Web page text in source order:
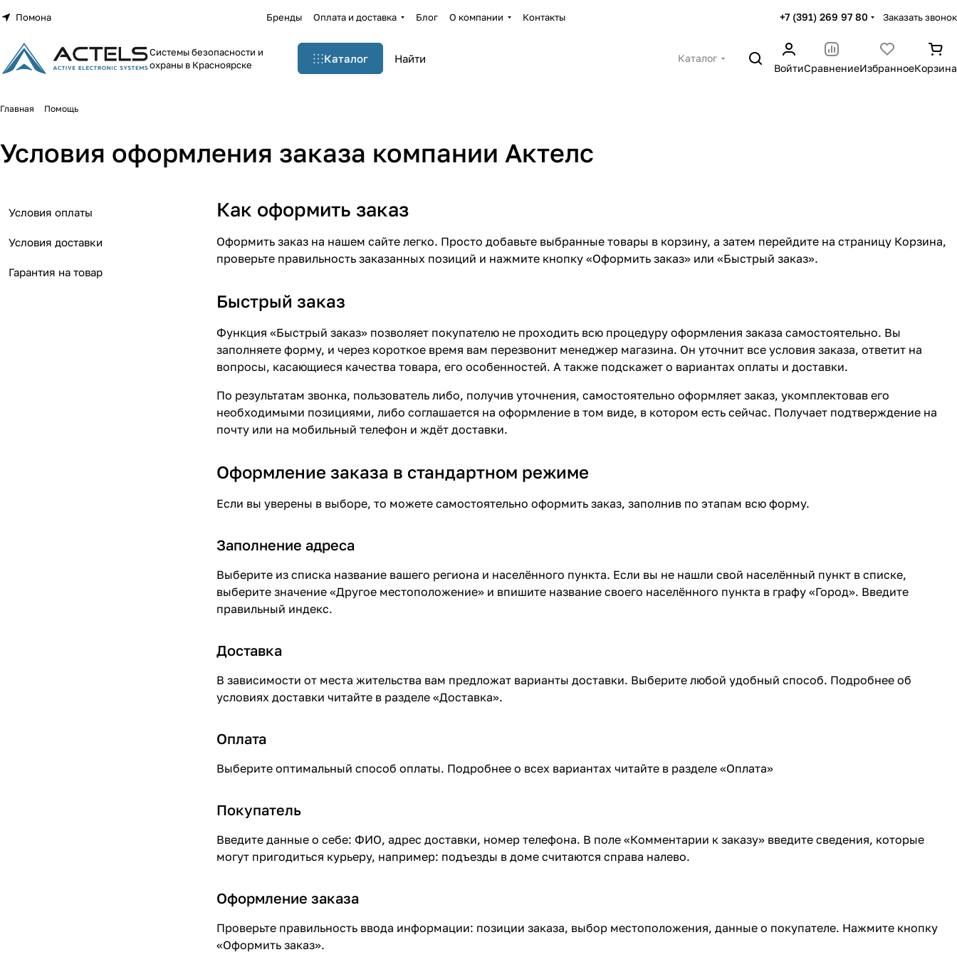
Помона Бренды Оплата и доставка Блог О компании Контакты +7 (391) 269 97 80 Заказать звонок
Системы безопасности и
охраны в Красноярске
Каталог
Каталог
ВойтиСравнениеИзбранноеКорзина
Главная Помощь
Условия оформления заказа компании Актелс
Как оформить заказ
Оформить заказ на нашем сайте легко. Просто добавьте выбранные товары в корзину, а затем перейдите на страницу Корзина,
проверьте правильность заказанных позиций и нажмите кнопку «Оформить заказ» или «Быстрый заказ».
Быстрый заказ
Функция «Быстрый заказ» позволяет покупателю не проходить всю процедуру оформления заказа самостоятельно. Вы
заполняете форму, и через короткое время вам перезвонит менеджер магазина. Он уточнит все условия заказа, ответит на
вопросы, касающиеся качества товара, его особенностей. А также подскажет о вариантах оплаты и доставки.
По результатам звонка, пользователь либо, получив уточнения, самостоятельно оформляет заказ, укомплектовав его
необходимыми позициями, либо соглашается на оформление в том виде, в котором есть сейчас. Получает подтверждение на
почту или на мобильный телефон и ждёт доставки.
Оформление заказа в стандартном режиме
Если вы уверены в выборе, то можете самостоятельно оформить заказ, заполнив по этапам всю форму.
Заполнение адреса
Выберите из списка название вашего региона и населённого пункта. Если вы не нашли свой населённый пункт в списке,
выберите значение «Другое местоположение» и впишите название своего населённого пункта в графу «Город». Введите
правильный индекс.
Доставка
В зависимости от места жительства вам предложат варианты доставки. Выберите любой удобный способ. Подробнее об
условиях доставки читайте в разделе «Доставка».
Оплата
Выберите оптимальный способ оплаты. Подробнее о всех вариантах читайте в разделе «Оплата»
Покупатель
Введите данные о себе: ФИО, адрес доставки, номер телефона. В поле «Комментарии к заказу» введите сведения, которые
могут пригодиться курьеру, например: подъезды в доме считаются справа налево.
Оформление заказа
Проверьте правильность ввода информации: позиции заказа, выбор местоположения, данные о покупателе. Нажмите кнопку
«Оформить заказ».
Условия оплаты
Условия доставки
Гарантия на товар